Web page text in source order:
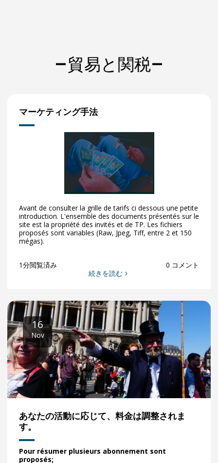
貿易と関税
マーケティング手法
Avant de consulter la grille de tarifs ci dessous une petite
introduction. L'ensemble des documents présentés sur le
site est la propriété des invités et de TP. Les fichiers
proposés sont variables (Raw, Jpeg, Tiff, entre 2 et 150
mégas).
1分閲覧済み
0 コメント
続きを読む
16
Nov
あなたの活動に応じて、料金は調整されま
す。
Pour résumer plusieurs abonnement sont
proposés;